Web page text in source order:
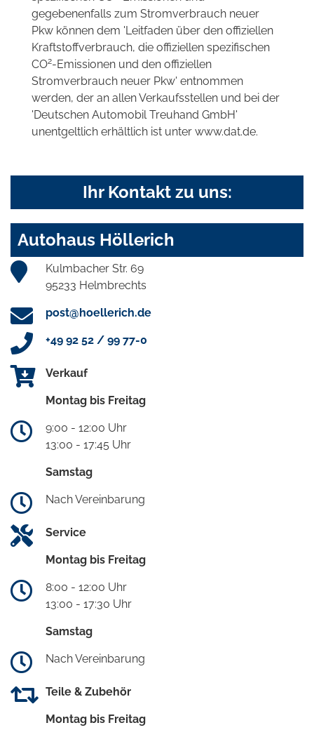
gegebenenfalls zum Stromverbrauch neuer
Pkw können dem 'Leitfaden über den offiziellen
Kraftstoffverbrauch, die offiziellen spezifischen
CO2-Emissionen und den offiziellen
Stromverbrauch neuer Pkw' entnommen
werden, der an allen Verkaufsstellen und bei der
'Deutschen Automobil Treuhand GmbH'
unentgeltlich erhältlich ist unter www.dat.de.
Ihr Kontakt zu uns:
Autohaus Höllerich
Kulmbacher Str. 69
95233 Helmbrechts
post@hoellerich.de
+49 92 52 / 99 77-0
Verkauf
Montag bis Freitag
9:00 - 12:00 Uhr
13:00 - 17:45 Uhr
Samstag
Nach Vereinbarung
Service
Montag bis Freitag
8:00 - 12:00 Uhr
13:00 - 17:30 Uhr
Samstag
Nach Vereinbarung
Teile & Zubehör
Montag bis Freitag